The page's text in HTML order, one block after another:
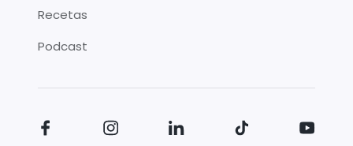
Recetas
Podcast